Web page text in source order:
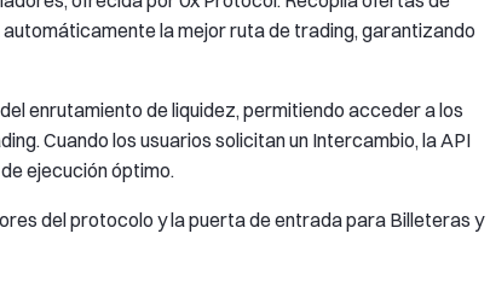
la mejor ruta de trading, garantizando
enrutamiento de liquidez, permitiendo acceder a los
Cuando los usuarios solicitan un Intercambio, la API
ejecución óptimo.
del protocolo y la puerta de entrada para Billeteras y